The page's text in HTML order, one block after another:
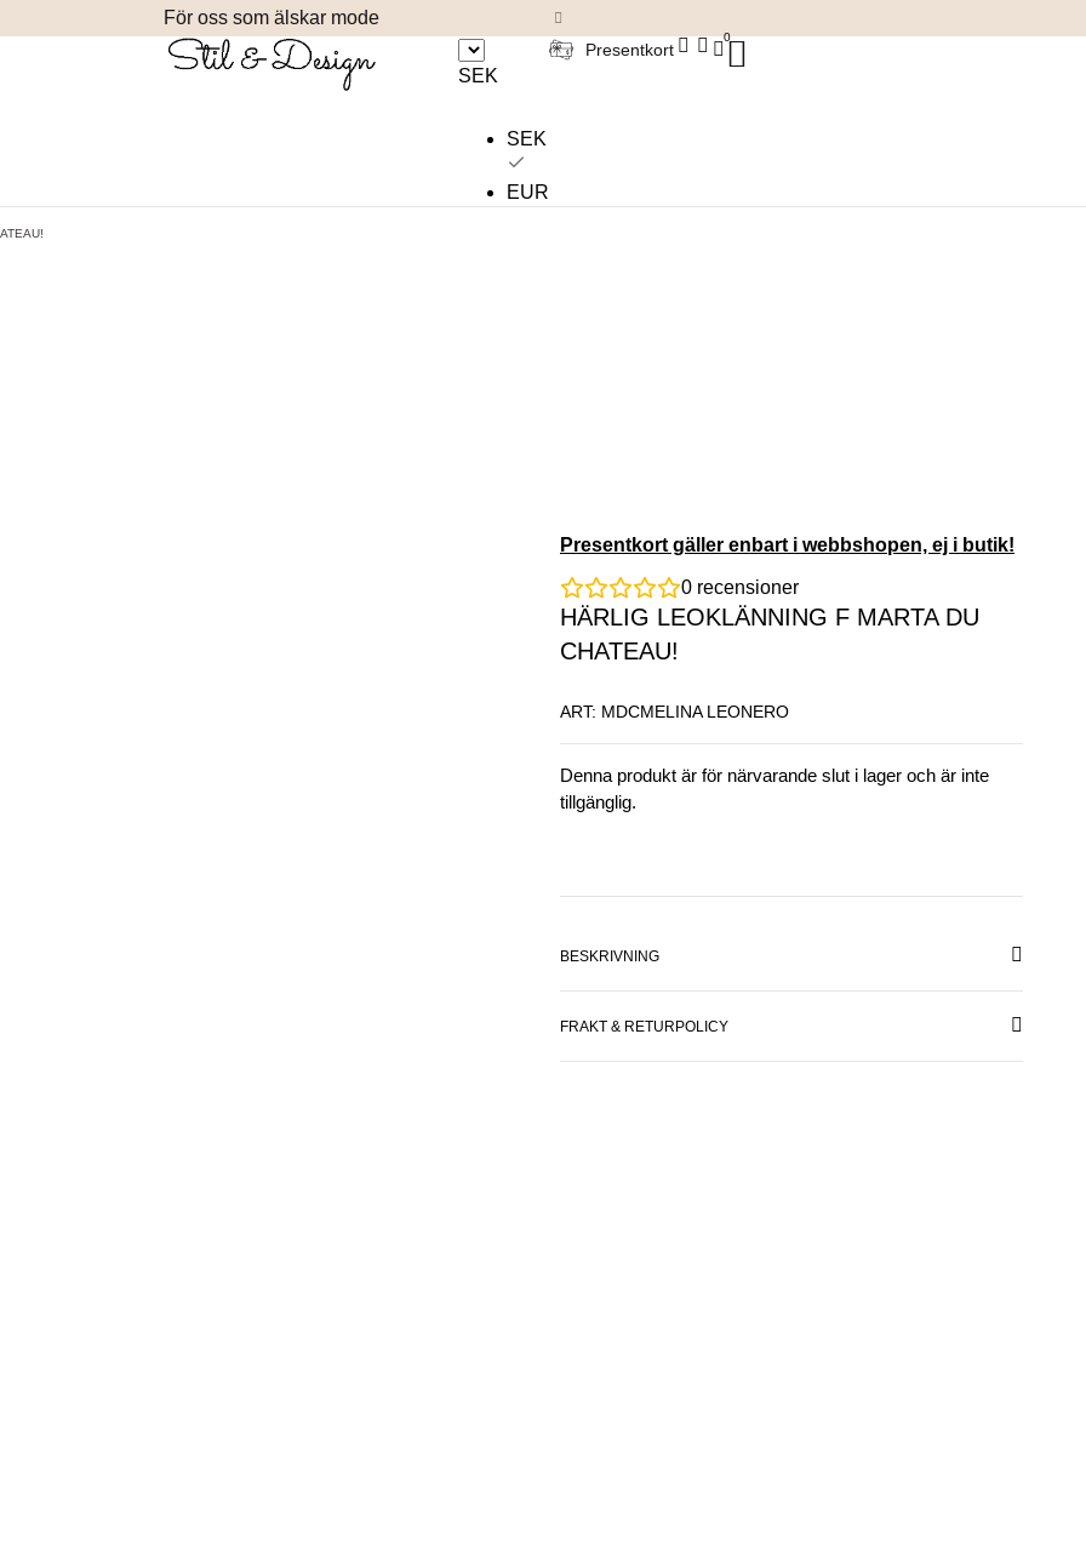
För oss som älskar mode
SEK
SEK
EUR
Presentkort
0
Presentkort gäller enbart i webbshopen, ej i butik!
0 recensioner
HÄRLIG LEOKLÄNNING F MARTA DU
CHATEAU!
ART: MDCMELINA LEONERO
Denna produkt är för närvarande slut i lager och är inte
tillgänglig.
BESKRIVNING
FRAKT & RETURPOLICY